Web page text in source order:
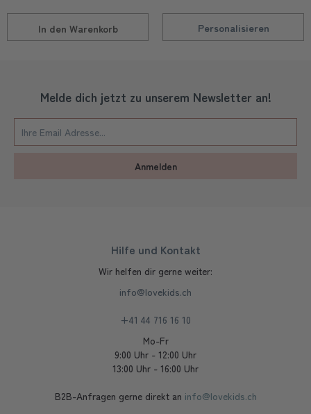
In den Warenkorb Personalisieren
Melde dich jetzt zu unserem Newsletter an!
Anmelden
Hilfe und Kontakt
Wir helfen dir gerne weiter:
info@lovekids.ch
+41 44 716 16 10
Mo-Fr
9:00 Uhr - 12:00 Uhr
13:00 Uhr - 16:00 Uhr
B2B-Anfragen gerne direkt an info@lovekids.ch